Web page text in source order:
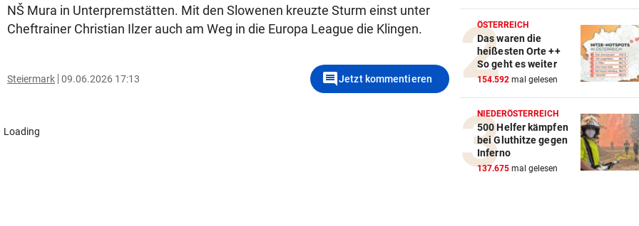
NŠ Mura in Unterpremstätten. Mit den Slowenen kreuzte Sturm einst unter
Cheftrainer Christian Ilzer auch am Weg in die Europa League die Klingen.
Steiermark 09.06.2026 17:13 commentJetzt kommentieren
Loading
ÖSTERREICH
Das waren die
heißesten Orte ++
So geht es weiter
154.592 mal gelesen
NIEDERÖSTERREICH
500 Helfer kämpfen
bei Gluthitze gegen
Inferno
137.675 mal gelesen